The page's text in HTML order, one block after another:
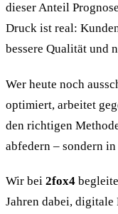
dieser Anteil
Druck ist real:
bessere Qualität und
Wer heute noch
optimiert, arbeitet
den richtigen
abfedern – sondern
Wir bei 2fox4
Jahren dabei, digitale